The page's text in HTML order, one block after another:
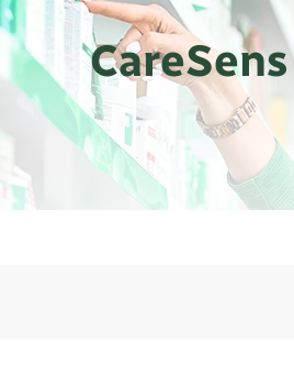
CareSens